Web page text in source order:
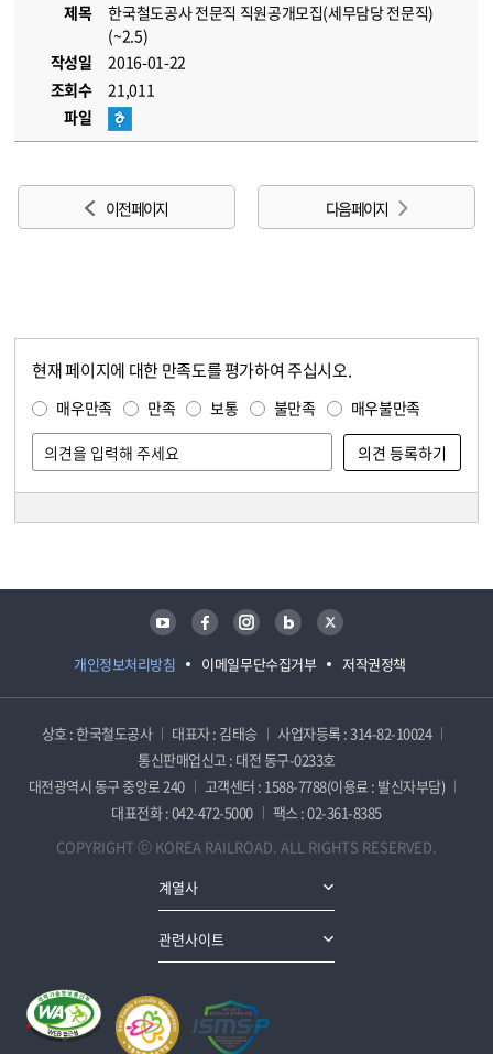
제목
한국철도공사 전문직 직원공개모집(세무담당 전문직)
(~2.5)
작성일
2016-01-22
조회수
21,011
파일
이전 페이지 다음 페이지
현재 페이지에 대한 만족도를 평가하여 주십시오.
매우만족 만족 보통 불만족 매우불만족
개인정보처리방침 이메일무단수집거부 저작권정책
유튜브 페이스북 인스타그램 블로그 트위터
상호 : 한국철도공사 대표자 : 김태승
사업자등록 : 314-82-10024
통신판매업신고 : 대전 동구-0233호
대전광역시 동구 중앙로 240
고객센터 : 1588-7788(이용료 : 발신자부담)
대표전화 : 042-472-5000
팩스 : 02-361-8385
COPYRIGHT ⓒ KOREA RAILROAD. ALL RIGHTS RESERVED.
계열사
관련사이트